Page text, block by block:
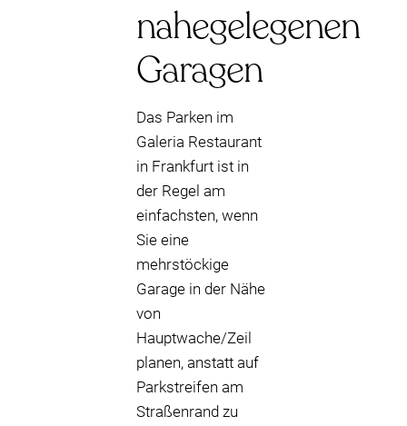
nahegelegenen
Garagen
Das Parken im
Galeria Restaurant
in Frankfurt ist in
der Regel am
einfachsten, wenn
Sie eine
mehrstöckige
Garage in der Nähe
von
Hauptwache/Zeil
planen, anstatt auf
Parkstreifen am
Straßenrand zu